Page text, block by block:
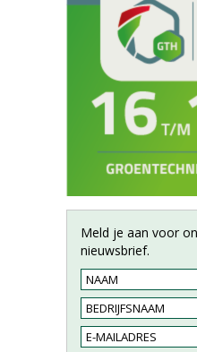
Meld je aan voor
nieuwsbrief.